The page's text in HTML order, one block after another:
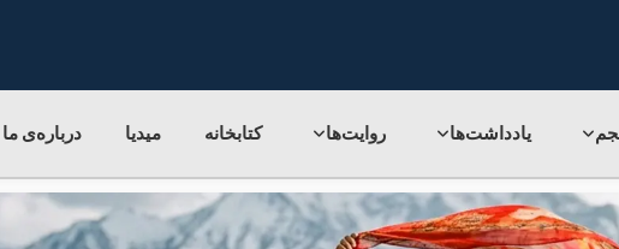
یادداشت‌ها روایت‌ها کتابخانه میدیا درباره‌ی‌ ما